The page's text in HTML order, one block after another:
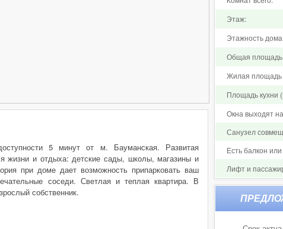
5 минут от м. Бауманская. Развитая
жизни и отдыха: детские сады, школы, магазины и
при доме дает возможность припарковать ваш
соседи. Светлая и теплая квартира. В
собственник.
Этаж:
Этажность
Общая площадь
Жилая площадь
Площадь кухни
Окна выходят
Санузел
Есть балкон
Лифт и